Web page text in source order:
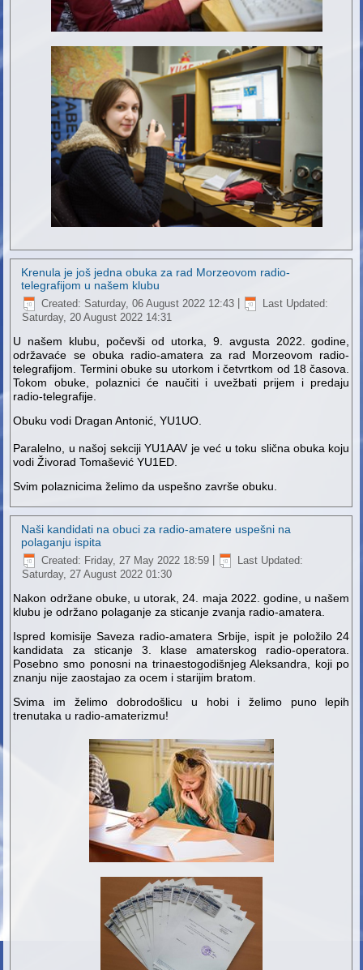
Krenula je još jedna obuka za rad Morzeovom radio-
telegrafijom u našem klubu
Created: Saturday, 06 August 2022 12:43
Last Updated:
Saturday, 20 August 2022 14:31
U našem klubu, počevši od utorka, 9. avgusta 2022. godine,
održavaće se obuka radio-amatera za rad Morzeovom radio-
telegrafijom. Termini obuke su utorkom i četvrtkom od 18 časova.
Tokom obuke, polaznici će naučiti i uvežbati prijem i predaju
radio-telegrafije.
Obuku vodi Dragan Antonić, YU1UO.
Paralelno, u našoj sekciji YU1AAV je već u toku slična obuka koju
vodi Živorad Tomašević YU1ED.
Svim polaznicima želimo da uspešno završe obuku.
Naši kandidati na obuci za radio-amatere uspešni na
polaganju ispita
Created: Friday, 27 May 2022 18:59
Last Updated:
Saturday, 27 August 2022 01:30
Nakon održane obuke, u utorak, 24. maja 2022. godine, u našem
klubu je održano polaganje za sticanje zvanja radio-amatera.
Ispred komisije Saveza radio-amatera Srbije, ispit je položilo 24
kandidata za sticanje 3. klase amaterskog radio-operatora.
Posebno smo ponosni na trinaestogodišnjeg Aleksandra, koji po
znanju nije zaostajao za ocem i starijim bratom.
Svima im želimo dobrodošlicu u hobi i želimo puno lepih
trenutaka u radio-amaterizmu!